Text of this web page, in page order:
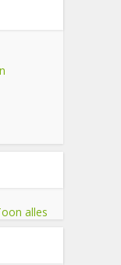
alles